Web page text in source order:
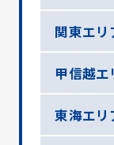
関東エリ
甲信越エ
東海エリ